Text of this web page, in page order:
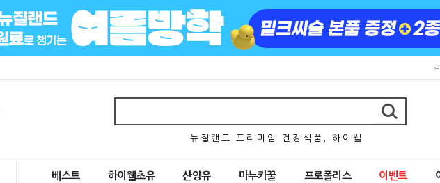
뉴 질 랜 드 프 리 미 엄 건 강 식 품 , 하 이 웰
베스트 하이웰초유 산양유 마누카꿀 프로폴리스 이벤트